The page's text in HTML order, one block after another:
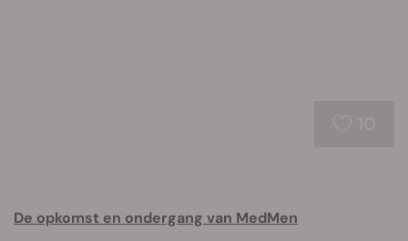
De opkomst en ondergang van MedMen